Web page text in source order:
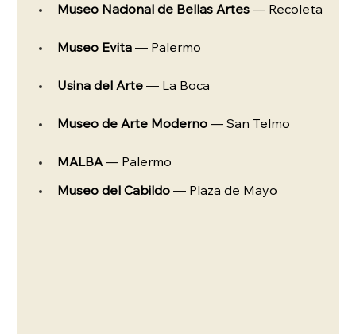
Museo Nacional de Bellas Artes — Recoleta
Museo Evita — Palermo
Usina del Arte — La Boca
Museo de Arte Moderno — San Telmo
MALBA — Palermo
Museo del Cabildo — Plaza de Mayo